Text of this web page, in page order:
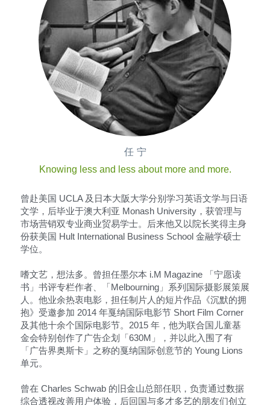
任 宁
Knowing less and less about more and more.
曾赴美国 UCLA 及日本大阪大学分别学习英语文学与日语
文学，后毕业于澳大利亚 Monash University，获管理与
市场营销双专业商业贸易学士。后来他又以院长奖得主身
份获美国 Hult International Business School 金融学硕士
学位。
嗜文艺，想法多。曾担任墨尔本 i.M Magazine 「宁愿读
书」书评专栏作者、「Melbourning」系列国际摄影展策展
人。他业余热衷电影，担任制片人的短片作品《沉默的拥
抱》受邀参加 2014 年戛纳国际电影节 Short Film Corner
及其他十余个国际电影节。2015 年，他为联合国儿童基
金会特别创作了广告企划「630M」，并以此入围了有
「广告界奥斯卡」之称的戛纳国际创意节的 Young Lions
单元。
曾在 Charles Schwab 的旧金山总部任职，负责通过数据
综合透视改善用户体验，后回国与多才多艺的朋友们创立